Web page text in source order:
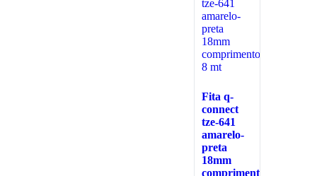
Fita q-
connect
tze-641
amarelo-
preta
18mm
comprimento